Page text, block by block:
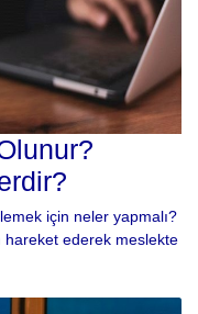
için neler yapmalı?
hareket ederek meslekte